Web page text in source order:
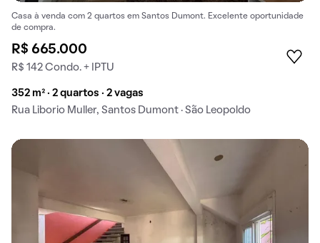
Casa à venda com 2 quartos em Santos Dumont. Excelente oportunidade
de compra.
R$ 665.000
R$ 142 Condo. + IPTU
352 m² · 2 quartos · 2 vagas
Rua Liborio Muller, Santos Dumont · São Leopoldo